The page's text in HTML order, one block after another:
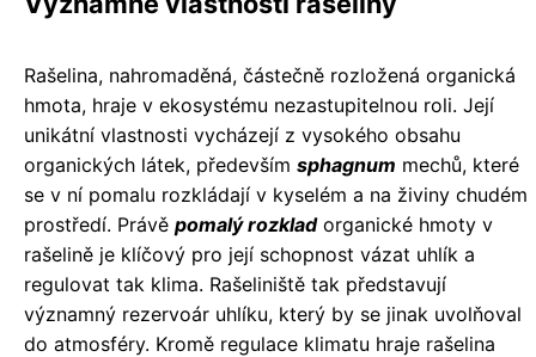
Rašelina, nahromaděná, částečně rozložená organická
hmota, hraje v ekosystému nezastupitelnou roli. Její
unikátní vlastnosti vycházejí z vysokého obsahu
organických látek, především sphagnum mechů, které
se v ní pomalu rozkládají v kyselém a na živiny chudém
prostředí. Právě pomalý rozkladorganické hmoty v
rašelině je klíčový pro její schopnost vázat uhlík a
regulovat tak klima. Rašeliniště tak představují
významný rezervoár uhlíku, který by se jinak uvolňoval
do atmosféry. Kromě regulace klimatu hraje rašelina